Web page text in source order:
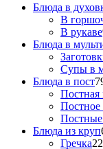
Блюда в
В
В рукаве
Блюда в
Супы в
Блюда в пост
Постная
Постное
Постные
Блюда из круп
Гречка22